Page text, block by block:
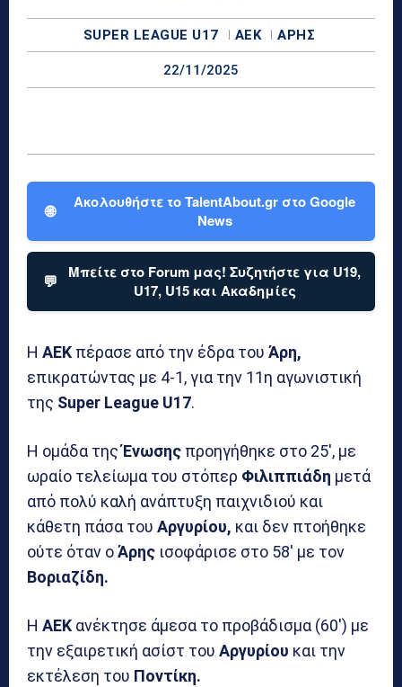
SUPER LEAGUE U17 ΑΕΚ ΆΡΗΣ
22/11/2025
🌐
Ακολουθήστε το TalentAbout.gr στο Google
News
💬
Μπείτε στο Forum μας! Συζητήστε για U19,
U17, U15 και Ακαδημίες
Η ΑΕΚ πέρασε από την έδρα του Άρη,
επικρατώντας με 4-1, για την 11η αγωνιστική
της Super League U17.
Η ομάδα τηςΈνωσης προηγήθηκε στο 25′, με
ωραίο τελείωμα του στόπερ Φιλιππιάδη μετά
από πολύ καλή ανάπτυξη παιχνιδιού και
κάθετη πάσα του Αργυρίου, και δεν πτοήθηκε
ούτε όταν οΆρης ισοφάρισε στο 58′ με τον
Βοριαζίδη.
Η ΑΕΚ ανέκτησε άμεσα το προβάδισμα (60′) με
την εξαιρετική ασίστ του Αργυρίου και την
εκτέλεση του Ποντίκη.